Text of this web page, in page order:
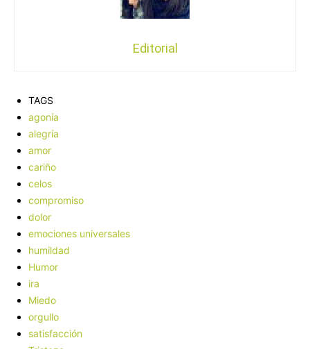
Editorial
TAGS
agonía
alegría
amor
cariño
celos
compromiso
dolor
emociones universales
humildad
Humor
ira
Miedo
orgullo
satisfacción